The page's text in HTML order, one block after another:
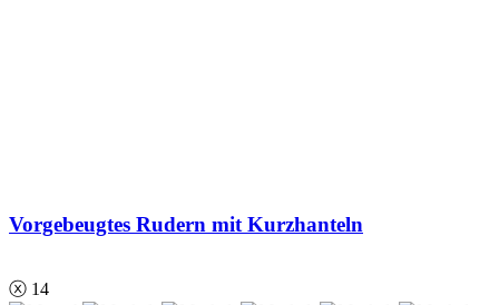
Vorgebeugtes Rudern mit Kurzhanteln
ⓧ 14